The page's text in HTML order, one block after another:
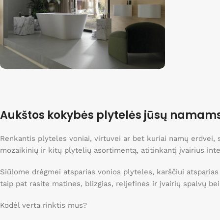
20x20
22,5x28,5 1
23,2x26,7
24x27,5
30,2x30,5 1
30x120
30x30 8
30x90
Apsipirkti
Aukštos kokybės plytelės jūsų
Renkantis plyteles voniai, virtuvei ar bet kuriai namų
mozaikinių ir kitų plytelių asortimentą, atitinkantį įvairius
Siūlome drėgmei atsparias vonios plyteles, karščiui
taip pat rasite matines, blizgias, reljefines ir įvairių spalvų
Kodėl verta rinktis mus?